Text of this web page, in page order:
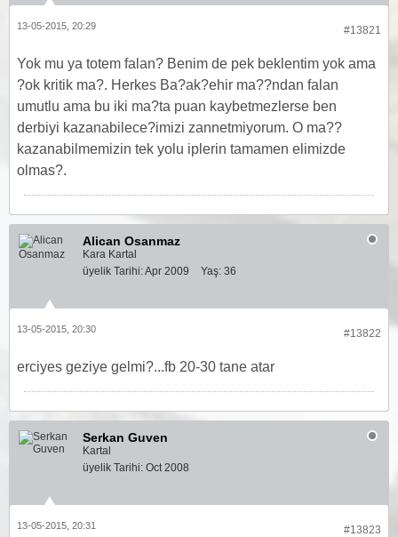
#13821
13-05-2015, 20:29
Yok mu ya totem falan? Benim de pek beklentim yok ama
?ok kritik ma?. Herkes Ba?ak?ehir ma??ndan falan
umutlu ama bu iki ma?ta puan kaybetmezlerse ben
derbiyi kazanabilece?imizi zannetmiyorum. O ma??
kazanabilmemizin tek yolu iplerin tamamen elimizde
olmas?.
Alican Osanmaz
Kara Kartal
üyelik Tarihi:Apr 2009 Yaş: 36
#13822
13-05-2015, 20:30
erciyes geziye gelmi?...fb 20-30 tane atar
Serkan Guven
Kartal
üyelik Tarihi: Oct 2008
#13823
13-05-2015, 20:31